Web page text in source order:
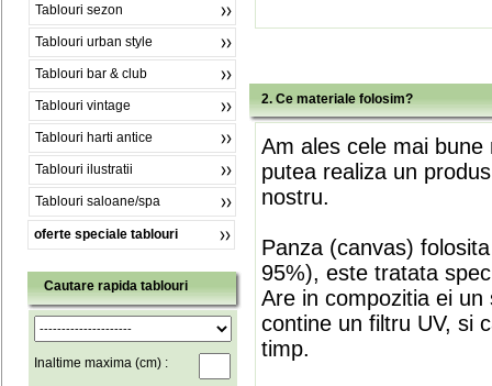
Tablouri sezon
Tablouri urban style
Tablouri bar & club
Tablouri vintage
Tablouri harti antice
Tablouri ilustratii
Tablouri saloane/spa
oferte speciale tablouri
Cautare rapida tablouri
Inaltime maxima (cm) :
2. Ce materiale folosim?
Am ales cele mai
putea realiza un
nostru.
Panza (canvas)
95%), este tratata
Are in compozitia ei
contine un filtru UV, si
timp.